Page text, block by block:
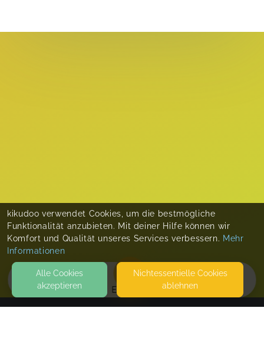
EVENTS
kikudoo verwendet Cookies, um die bestmögliche
Funktionalität anzubieten. Mit deiner Hilfe können wir
Komfort und Qualität unseres Services verbessern. Mehr
Informationen
Alle Cookies
akzeptieren
Nicht­essentielle Cookies
ablehnen